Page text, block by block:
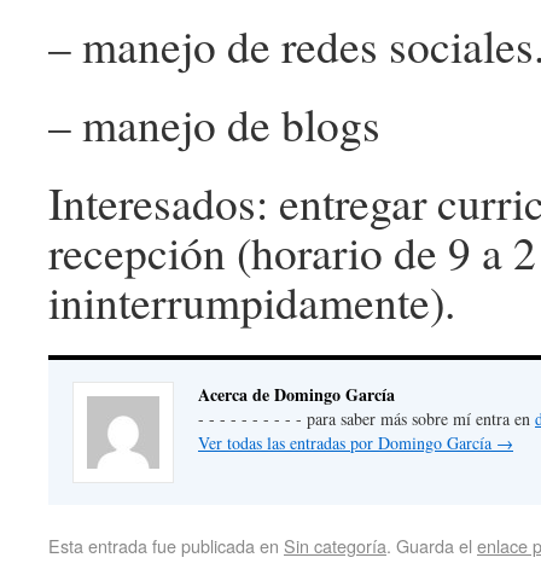
– manejo de redes
– manejo de blogs
Interesados: entregar
recepción (horario de 9 a
ininterrumpidamente).
Acerca de Domingo García
- - - - - - - - - - para saber más sobre mí entra en
Ver todas las entradas por Domingo García →
Esta entrada fue publicada en Sin categoría. Guarda el enlace